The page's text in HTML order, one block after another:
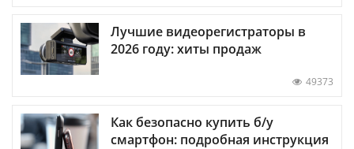
Лучшие видеорегистраторы в
2026 году: хиты продаж
49373
Как безопасно купить б/у
смартфон: подробная инструкция